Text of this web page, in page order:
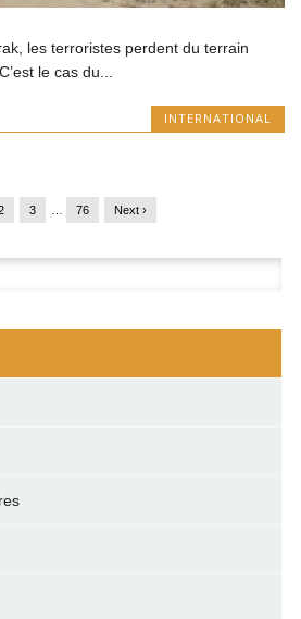
les terroristes perdent du terrain
le cas du...
INTERNATIONAL
3 76 Next ›